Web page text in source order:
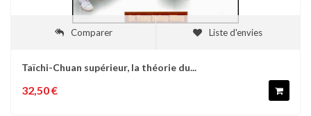
Comparer Liste d'envies
Taïchi-Chuan supérieur, la théorie du...
32,50 €